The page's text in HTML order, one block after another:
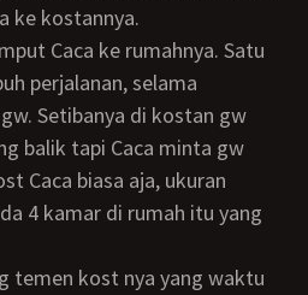
ke kostannya.
perjalanan, selama
Setibanya di kostan gw
balik tapi Caca minta gw
Caca biasa aja, ukuran
4 kamar di rumah itu yang